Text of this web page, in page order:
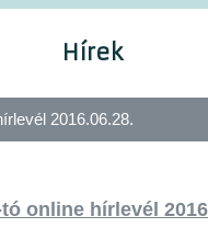
Hírek
2016.06.28.
online hírlevél